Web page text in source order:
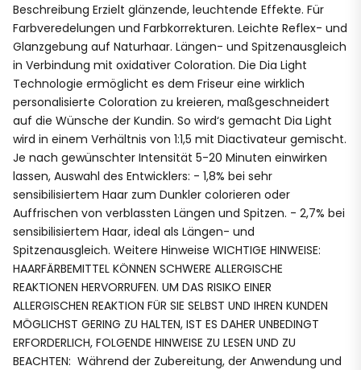
Beschreibung Erzielt glänzende, leuchtende Effekte. Für
Farbveredelungen und Farbkorrekturen. Leichte Reflex- und
Glanzgebung auf Naturhaar. Längen- und Spitzenausgleich
in Verbindung mit oxidativer Coloration. Die Dia Light
Technologie ermöglicht es dem Friseur eine wirklich
personalisierte Coloration zu kreieren, maßgeschneidert
auf die Wünsche der Kundin. So wird‘s gemacht Dia Light
wird in einem Verhältnis von 1:1,5 mit Diactivateur gemischt.
Je nach gewünschter Intensität 5-20 Minuten einwirken
lassen, Auswahl des Entwicklers: - 1,8% bei sehr
sensibilisiertem Haar zum Dunkler colorieren oder
Auffrischen von verblassten Längen und Spitzen. - 2,7% bei
sensibilisiertem Haar, ideal als Längen- und
Spitzenausgleich. Weitere Hinweise WICHTIGE HINWEISE:
HAARFÄRBEMITTEL KÖNNEN SCHWERE ALLERGISCHE
REAKTIONEN HERVORRUFEN. UM DAS RISIKO EINER
ALLERGISCHEN REAKTION FÜR SIE SELBST UND IHREN KUNDEN
MÖGLICHST GERING ZU HALTEN, IST ES DAHER UNBEDINGT
ERFORDERLICH, FOLGENDE HINWEISE ZU LESEN UND ZU
BEACHTEN: Während der Zubereitung, der Anwendung und